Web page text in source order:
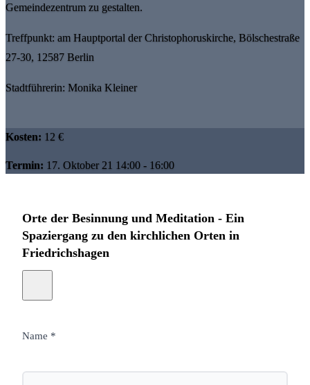
Gemeindezentrum zu gestalten.
Treffpunkt: am Hauptportal der Christophoruskirche, Bölschestraße
27-30, 12587 Berlin
Stadtführerin: Monika Kleiner
Kosten: 12 €
Termin: 17. Oktober 21 14:00 - 16:00
Orte der Besinnung und Meditation - Ein
Spaziergang zu den kirchlichen Orten in
Friedrichshagen
Name *